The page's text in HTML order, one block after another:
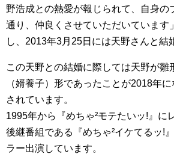
野浩成との熱愛が報じられて、自身の
通り、仲良くさせていただいています
し、2013年3月25日には天野さんと結
この天野との結婚に際しては天野が雛
（婿養子）形であったことが2018年
されています。
1995年から『めちゃ²モテたいッ!』に
後継番組である『めちゃ²イケてるッ!
ラー出演しています。